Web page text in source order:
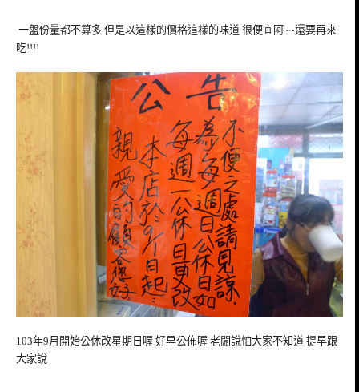
一盤份量都不算多 但是以這樣的價格這樣的味道 很便宜阿~~還要再來
吃!!!!
103年9月開始公休改星期日喔 好早公佈喔 老闆說怕大家不知道 提早跟
大家說